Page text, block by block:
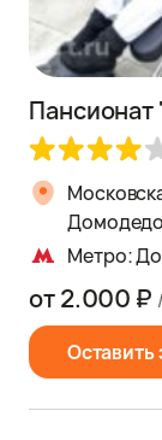
Пансионат
Метро:
Оставить
от 2.000 ₽